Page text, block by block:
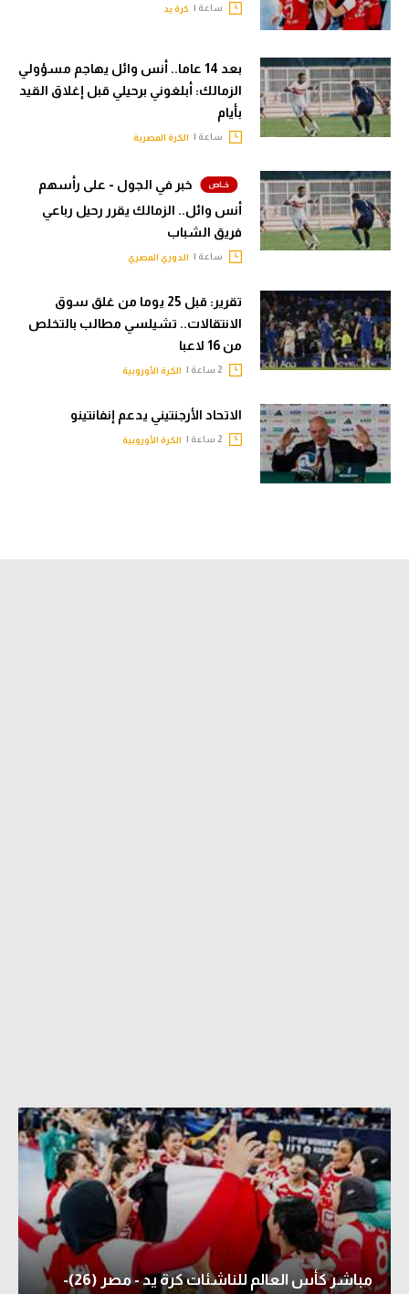
ساعة | كرة يد
بعد 14 عاما.. أنس وائل يهاجم مسؤولي
الزمالك: أبلغوني برحيلي قبل إغلاق القيد
بأيام
ساعة | الكرة المصرية
خبر في الجول - على رأسهم
أنس وائل.. الزمالك يقرر رحيل رباعي
فريق الشباب
ساعة | الدوري المصري
تقرير: قبل 25 يوما من غلق سوق
الانتقالات.. تشيلسي مطالب بالتخلص
من 16 لاعبا
الكرة الأوروبية
الاتحاد الأرجنتيني يدعم إنفانتينو
الكرة الأوروبية
مباشر كأس العالم للناشئات كرة يد - مصر (26)-